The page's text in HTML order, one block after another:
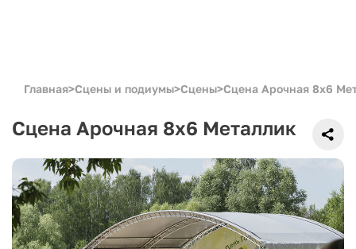
Главная>Сцены и подиумы>Сцены>Сцена Арочная 8x6
Сцена Арочная 8x6 Металлик